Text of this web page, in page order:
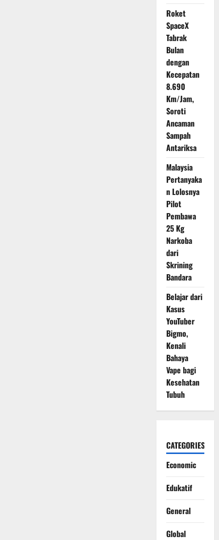
Roket
SpaceX
Tabrak
Bulan
dengan
Kecepatan
8.690
Km/Jam,
Soroti
Ancaman
Sampah
Antariksa
Malaysia
Pertanyaka
n Lolosnya
Pilot
Pembawa
25 Kg
Narkoba
dari
Skrining
Bandara
Belajar dari
Kasus
YouTuber
Bigmo,
Kenali
Bahaya
Vape bagi
Kesehatan
Tubuh
CATEGORIES
Economic
Edukatif
General
Global